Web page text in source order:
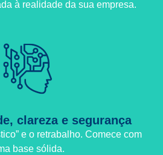
à realidade da sua empresa.
clareza e segurança
e o retrabalho. Comece com
base sólida.